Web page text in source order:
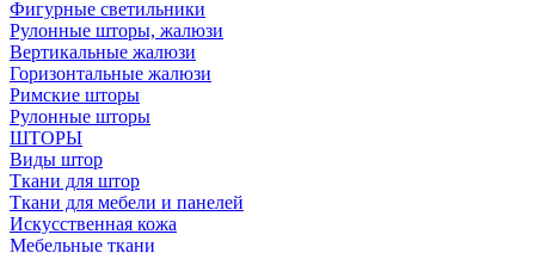
Фигурные светильники
Рулонные шторы, жалюзи
Вертикальные жалюзи
Горизонтальные жалюзи
Римские шторы
Рулонные шторы
ШТОРЫ
Виды штор
Ткани для штор
Ткани для мебели и панелей
Искусственная кожа
Мебельные ткани